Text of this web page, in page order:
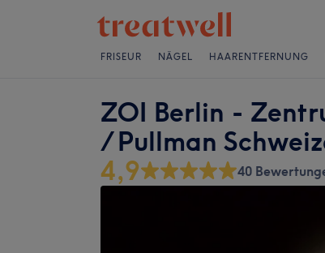
FRISEUR NÄGEL HAARENTFERNUNG
ZOI Berlin -
/ Pullman
4,9 40